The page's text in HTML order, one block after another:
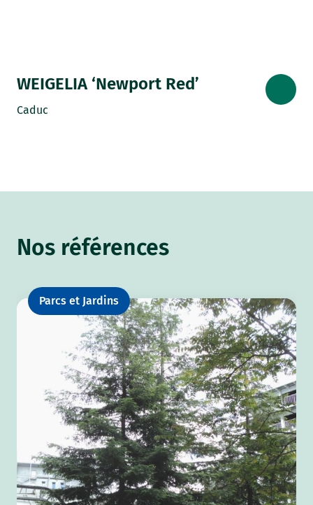
WEIGELIA ‘Newport Red’
Caduc
Nos références
Parcs et Jardins